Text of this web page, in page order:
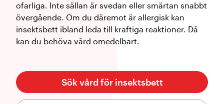
ofarliga. Inte sällan är svedan eller smärtan snabbt
övergående. Om du däremot är allergisk kan
insektsbett ibland leda till kraftiga reaktioner. Då
kan du behöva vård omedelbart.
Sök vård för insektsbett